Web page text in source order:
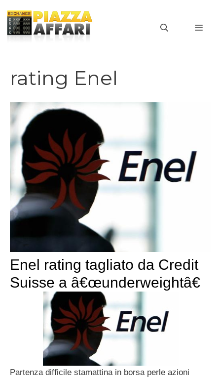
contenuto
rating Enel
Enel rating tagliato da Credit
Suisse a â€œunderweightâ€
Partenza difficile stamattina in borsa perle azioni